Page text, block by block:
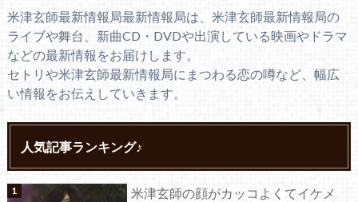
米津玄師最新情報局最新情報局は、米津玄師最新情報局の
ライブや舞台、新曲CD・DVDや出演している映画やドラマ
などの最新情報をお届けします。
セトリや米津玄師最新情報局にまつわる恋の噂など、幅広
い情報をお伝えしていきます。
人気記事ランキング♪
米津玄師の顔がカッコよくてイケメ